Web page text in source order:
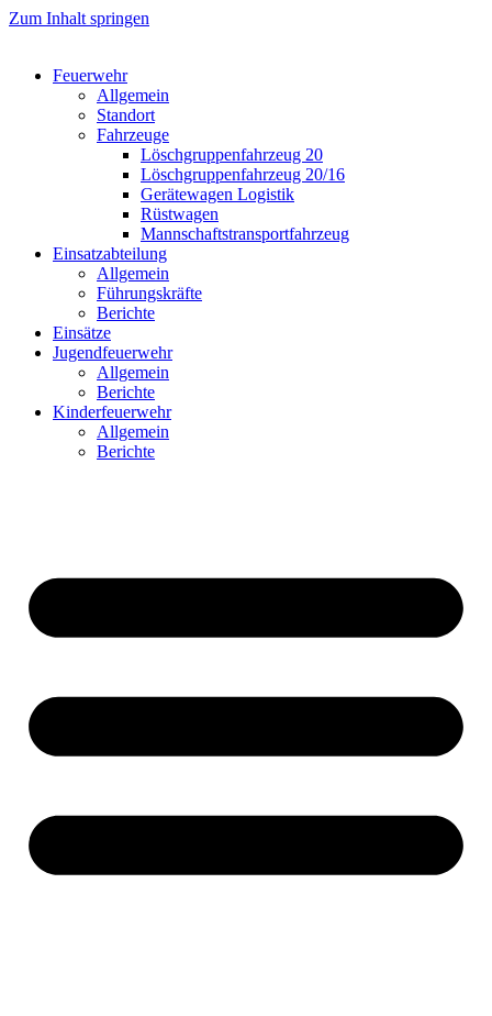
Zum Inhalt springen
Feuerwehr
Allgemein
Standort
Fahrzeuge
Löschgruppen­fahrzeug 20
Lösch­gruppen­fahrzeug 20/16
Geräte­wagen Logistik
Rüst­wagen
Mannschafts­transportfahrzeug
Einsatz­abteilung
Allgemein
Führungs­kräfte
Berichte
Einsätze
Jugend­feuerwehr
Allgemein
Berichte
Kinder­feuerwehr
Allgemein
Berichte